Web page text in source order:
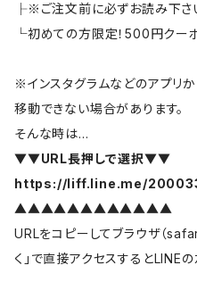
├※ご注文前に必ずお読み下さ
└初めての方限定！500円クー
※インスタグラムなどのアプリ
移動できない場合があります。
そんな時は…
▼▼URL長押しで選択▼▼
https://liff.line.me/
▲▲▲▲▲▲▲▲▲▲▲▲
URLをコピーしてブラウザ（
く」で直接アクセスするとLINE